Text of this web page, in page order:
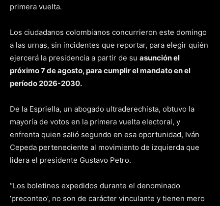
primera vuelta.
Los ciudadanos colombianos concurrieron este domingo
a las urnas, sin incidentes que reportar, para elegir quién
ejercerá la presidencia a partir de su asunción el
próximo 7 de agosto, para cumplir el mandato en el
período 2026-2030.
De la Espriella, un abogado ultraderechista, obtuvo la
mayoría de votos en la primera vuelta electoral, y
enfrenta quien salió segundo en esa oportunidad, Iván
Cepeda perteneciente al movimiento de izquierda que
lidera el presidente Gustavo Petro.
“Los boletines expedidos durante el denominado
‘preconteo’, no son de carácter vinculante y tienen mero